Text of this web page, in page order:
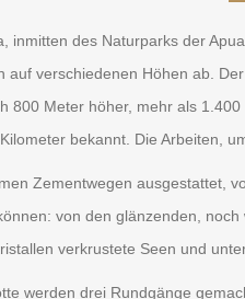
inmitten des Naturparks der
auf verschiedenen Höhen ab.
800 Meter höher, mehr als
bekannt. Die Arbeiten,
Zementwegen ausgestattet,
von den glänzenden,
verkrustete Seen und
werden drei Rundgänge